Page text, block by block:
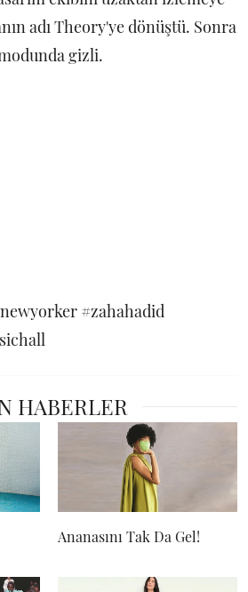
adı Theory'ye dönüştü. Sonra
gizli.
#zahahadid
HABERLER
Ananasını Tak Da Gel!